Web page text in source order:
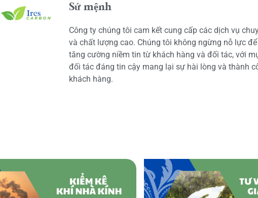
Sứ mệnh
Công ty chúng tôi cam kết cung cấp các dịch vụ
và chất lượng cao. Chúng tôi không ngừng nỗ lực
tăng cường niềm tin từ khách hàng và đối tác, với
đối tác đáng tin cậy mang lại sự hài lòng và thành
khách hàng.